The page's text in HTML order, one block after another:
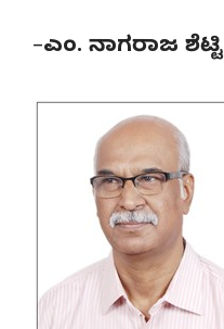
–ಎಂ. ನಾಗರಾಜ ಶೆಟ್ಟಿ